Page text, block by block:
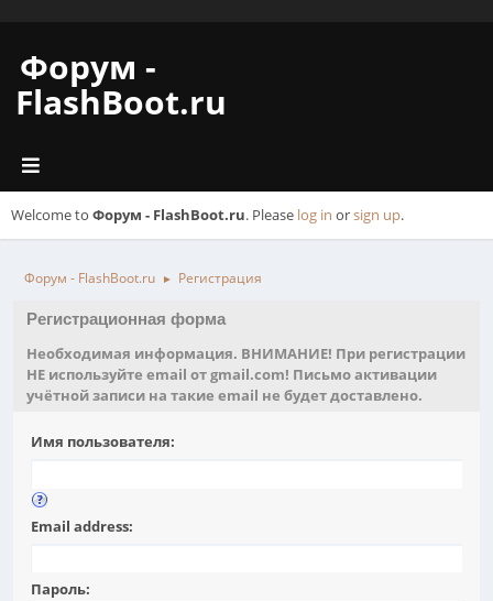
Форум -
FlashBoot.ru
Welcome to Форум - FlashBoot.ru. Please log in orsign up.
Форум - FlashBoot.ru ► Регистрация
Регистрационная форма
Необходимая информация. ВНИМАНИЕ! При регистрации
НЕ используйте email от gmail.com! Письмо активации
учётной записи на такие email не будет доставлено.
Имя пользователя:
Email address:
Пароль: